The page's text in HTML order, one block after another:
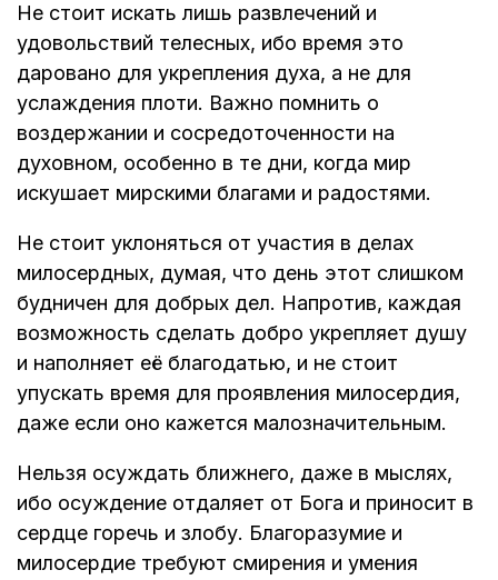
Не стоит искать лишь развлечений и
удовольствий телесных, ибо время это
даровано для укрепления духа, а не для
услаждения плоти. Важно помнить о
воздержании и сосредоточенности на
духовном, особенно в те дни, когда мир
искушает мирскими благами и радостями.
Не стоит уклоняться от участия в делах
милосердных, думая, что день этот слишком
будничен для добрых дел. Напротив, каждая
возможность сделать добро укрепляет душу
и наполняет её благодатью, и не стоит
упускать время для проявления милосердия,
даже если оно кажется малозначительным.
Нельзя осуждать ближнего, даже в мыслях,
ибо осуждение отдаляет от Бога и приносит в
сердце горечь и злобу. Благоразумие и
милосердие требуют смирения и умения